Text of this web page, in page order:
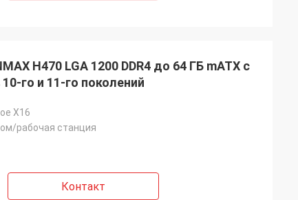
H470 LGA 1200 DDR4 до 64 ГБ mATX с
го и 11-го поколений
X16
рабочая станция
Контакт